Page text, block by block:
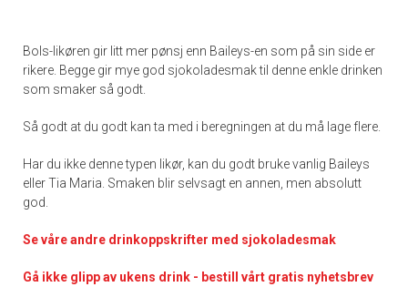
Bols-likøren gir litt mer pønsj enn Baileys-en som på sin side er
rikere. Begge gir mye god sjokoladesmak til denne enkle drinken
som smaker så godt.
Så godt at du godt kan ta med i beregningen at du må lage flere.
Har du ikke denne typen likør, kan du godt bruke vanlig Baileys
eller Tia Maria. Smaken blir selvsagt en annen, men absolutt
god.
Se våre andre drinkoppskrifter med sjokoladesmak
Gå ikke glipp av ukens drink - bestill vårt gratis nyhetsbrev